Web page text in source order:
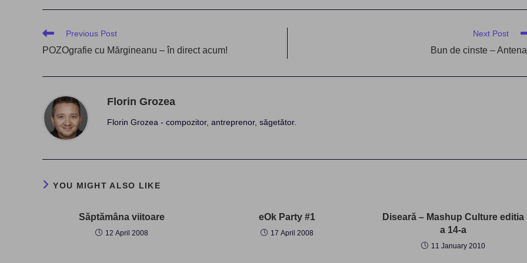
Read
articles
Previous Post
POZOgrafie cu Mărgineanu – în direct acum!
Next Post
Bun de cinste –
Florin Grozea
Florin Grozea - compozitor, antreprenor, săgetător.
YOU MIGHT ALSO LIKE
Săptămâna viitoare
12 April 2008
eOk Party #1
17 April 2008
Diseară – Mashup Culture editia
a 14-a
11 January 2010